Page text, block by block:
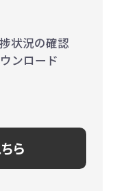
状況の確認
ンロード
ら